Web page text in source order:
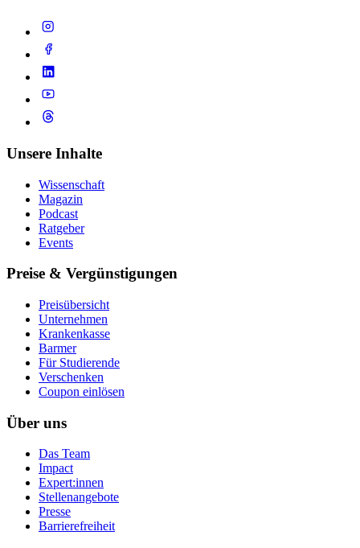
Unsere Inhalte
Wissenschaft
Magazin
Podcast
Ratgeber
Events
Preise & Vergünstigungen
Preisübersicht
Unternehmen
Krankenkasse
Barmer
Für Studierende
Ver­schen­ken
Coupon einlösen
Über uns
Das Team
Impact
Expert:innen
Stellenangebote
Presse
Barrierefreiheit